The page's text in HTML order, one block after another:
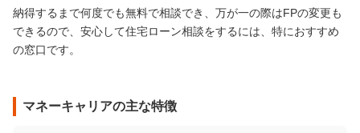
納得するまで何度でも無料で相談でき、万が一の際はFPの変更も
できるので、安心して住宅ローン相談をするには、特におすすめ
の窓口です。
マネーキャリアの主な特徴